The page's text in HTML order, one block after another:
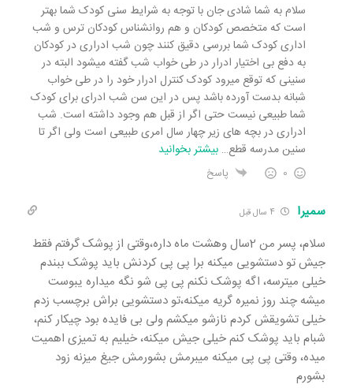
سلام به شما شادی جان با توجه به شرایط سنی کودک شما بهتر
است که متخصص کودکان و هم روانشناس کودکان ترس و شب
اداری کودک شما بررسی دقیق کنند چون شب ادراری در کودکان
به دفع بی اختیار ادرار در طی خواب شب گفته میشود البته در
سنینی که توقع میرود کودک کنترل ادرار خود را در طی خواب
شبانه بدست آورده باشد پس در این سن شب ادرای برای کودک
شما طبیعی نیست حتی اگر از قبل هم وجود داشته است. شب
ادراری در بچه های زیر چهار سال امری طبیعی است ولی اگر تا
سنین مدرسه قطع… بیشتر بخوانید
0 پاسخ
سمیرا 4 سال قبل
سلام، پسر من 2سال وهشت ماه داره،وقتی از پوشک گرفتم فقط
جیش تو دستشویی میکنه برا پی پی کردنش باید پوشک ببندم
خیلی میترسه، اگه پوشک نکنم پی پی شو نگه میداره یبوست
میشه چند روز نمیره گریه میکنه،تو دستشویی براش برچسب زدم
خیلی تشویقش کردم نازشو میکشم ولی بی فایده بود چیکار کنم،
شبام باید پوشک کنم خیلی جیش میکنه، خیلیم به تمیزی اهمیت
میده، وقتی پی پی میکنه میبرمش بشورمش جیغ میزنه زود
بشورم